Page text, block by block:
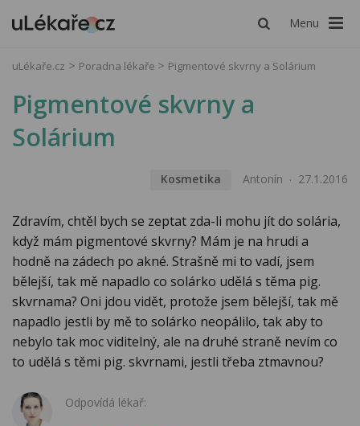
Menu
uLékaře.cz Poradna lékaře Pigmentové skvrny a Solárium
Pigmentové skvrny a
Solárium
Kosmetika Antonín 27.1.2016
Zdravím, chtěl bych se zeptat zda-li mohu jít do solária,
když mám pigmentové skvrny? Mám je na hrudi a
hodně na zádech po akné. Strašně mi to vadí, jsem
bělejší, tak mě napadlo co solárko udělá s těma pig.
skvrnama? Oni jdou vidět, protože jsem bělejší, tak mě
napadlo jestli by mě to solárko neopálilo, tak aby to
nebylo tak moc viditelný, ale na druhé straně nevím co
to udělá s těmi pig. skvrnami, jestli třeba ztmavnou?
Odpovídá lékař: